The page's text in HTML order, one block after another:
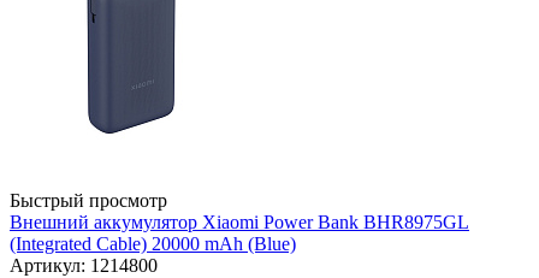
Быстрый просмотр
Внешний аккумулятор Xiaomi Power Bank BHR8975GL
(Integrated Cable) 20000 mAh (Blue)
Артикул: 1214800